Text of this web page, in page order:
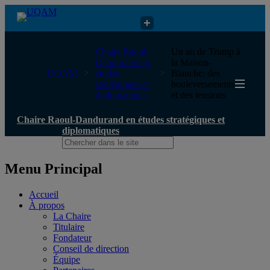
Chaire Raoul-Dandurand en études stratégiques et diplomatiques
UQAM
Chaire Raoul-
Dandurand en
études
stratégiques et
diplomatiques
Un an de Trump à
la Maison-
Blanche: des
bouleversements
et des tensions
Chaire Raoul-Dandurand en études stratégiques et
diplomatiques
Menu Principal
Accueil
À propos
La Chaire
Titulaire
Fondateur
Conseil de direction
Équipe